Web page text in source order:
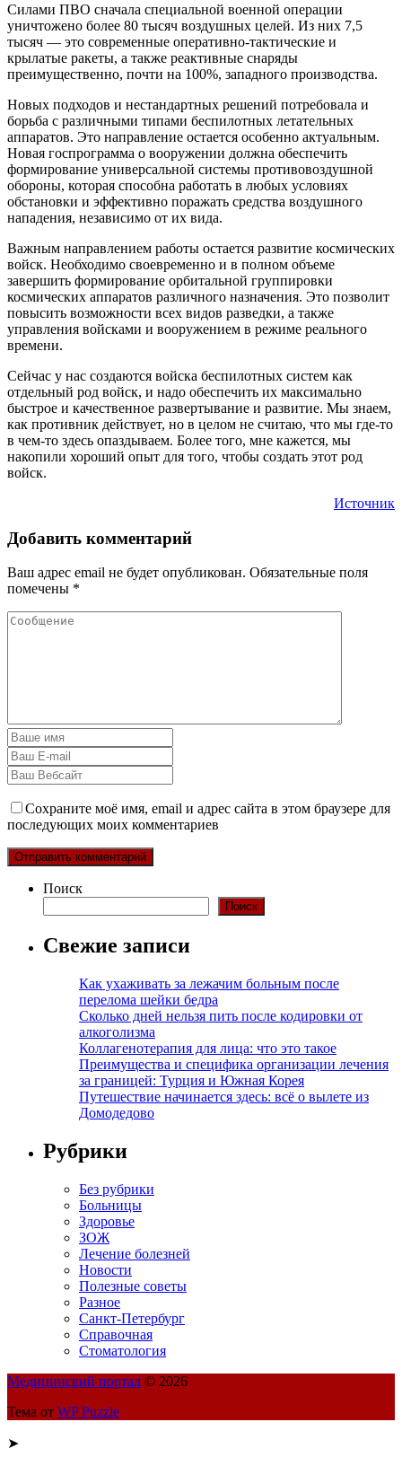
Силами ПВО сначала специальной военной операции
уничтожено более 80 тысяч воздушных целей. Из них 7,5
тысяч — это современные оперативно-тактические и
крылатые ракеты, а также реактивные снаряды
преимущественно, почти на 100%, западного производства.
Новых подходов и нестандартных решений потребовала и
борьба с различными типами беспилотных летательных
аппаратов. Это направление остается особенно актуальным.
Новая госпрограмма о вооружении должна обеспечить
формирование универсальной системы противовоздушной
обороны, которая способна работать в любых условиях
обстановки и эффективно поражать средства воздушного
нападения, независимо от их вида.
Важным направлением работы остается развитие космических
войск. Необходимо своевременно и в полном объеме
завершить формирование орбитальной группировки
космических аппаратов различного назначения. Это позволит
повысить возможности всех видов разведки, а также
управления войсками и вооружением в режиме реального
времени.
Сейчас у нас создаются войска беспилотных систем как
отдельный род войск, и надо обеспечить их максимально
быстрое и качественное развертывание и развитие. Мы знаем,
как противник действует, но в целом не считаю, что мы где-то
в чем-то здесь опаздываем. Более того, мне кажется, мы
накопили хороший опыт для того, чтобы создать этот род
войск.
Источник
Добавить комментарий
Ваш адрес email не будет опубликован. Обязательные поля
помечены *
Сохраните моё имя, email и адрес сайта в этом браузере для
последующих моих комментариев
Поиск
Поиск
Свежие записи
Как ухаживать за лежачим больным после
перелома шейки бедра
Сколько дней нельзя пить после кодировки от
алкоголизма
Коллагенотерапия для лица: что это такое
Преимущества и специфика организации лечения
за границей: Турция и Южная Корея
Путешествие начинается здесь: всё о вылете из
Домодедово
Рубрики
Без рубрики
Больницы
Здоровье
ЗОЖ
Лечение болезней
Новости
Полезные советы
Разное
Санкт-Петербург
Справочная
Стоматология
Медицинский портал © 2026
Тема от WP Puzzle
➤